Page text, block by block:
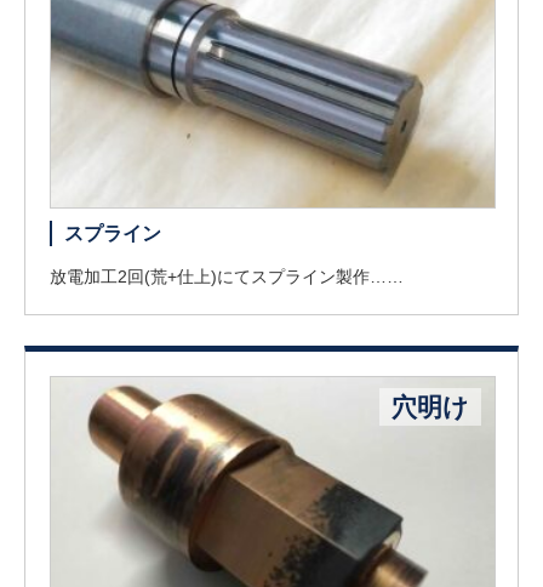
スプライン
放電加工2回(荒+仕上)にてスプライン製作……
穴明け